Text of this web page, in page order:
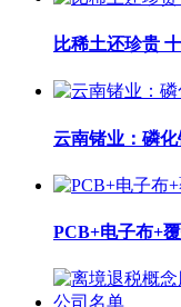
比稀土还珍贵
云南锗业：磷
PCB+电子布+